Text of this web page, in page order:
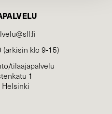
(arkisin klo 9-15)
tilaajapalvelu
1